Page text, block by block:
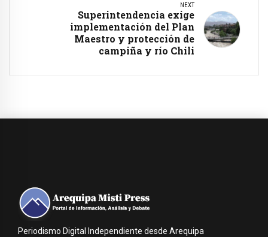
NEXT
Superintendencia exige
implementación del Plan
Maestro y protección de
campiña y río Chili
Periodismo Digital Independiente desde Arequipa